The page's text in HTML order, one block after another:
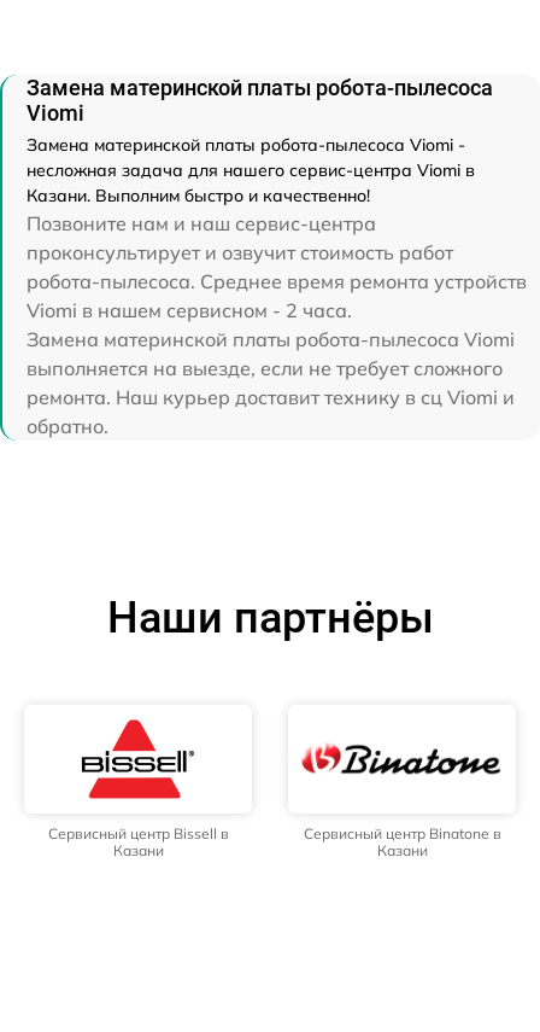
Замена материнской платы робота-пылесоса
Viomi
Замена материнской платы робота-пылесоса Viomi -
несложная задача для нашего сервис-центра Viomi в
Казани. Выполним быстро и качественно!
Позвоните нам и наш сервис-центра
проконсультирует и озвучит стоимость работ
робота-пылесоса. Среднее время ремонта устройств
Viomi в нашем сервисном - 2 часа.
Замена материнской платы робота-пылесоса Viomi
выполняется на выезде, если не требует сложного
ремонта. Наш курьер доставит технику в сц Viomi и
обратно.
Наши партнёры
Сервисный центр Bissell в
Казани
Сервисный центр Binatone в
Казани